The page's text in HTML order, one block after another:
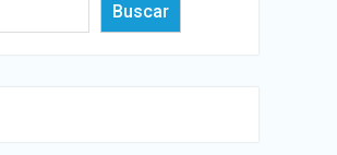
Buscar